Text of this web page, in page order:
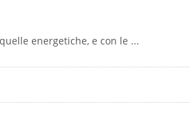
energetiche, e con le ...